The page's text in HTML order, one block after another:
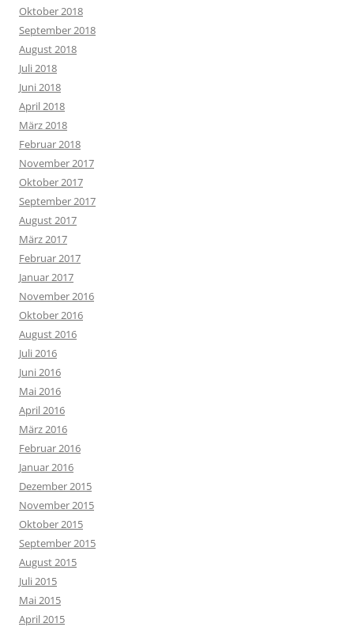
Oktober 2018
September 2018
August 2018
Juli 2018
Juni 2018
April 2018
März 2018
Februar 2018
November 2017
Oktober 2017
September 2017
August 2017
März 2017
Februar 2017
Januar 2017
November 2016
Oktober 2016
August 2016
Juli 2016
Juni 2016
Mai 2016
April 2016
März 2016
Februar 2016
Januar 2016
Dezember 2015
November 2015
Oktober 2015
September 2015
August 2015
Juli 2015
Mai 2015
April 2015